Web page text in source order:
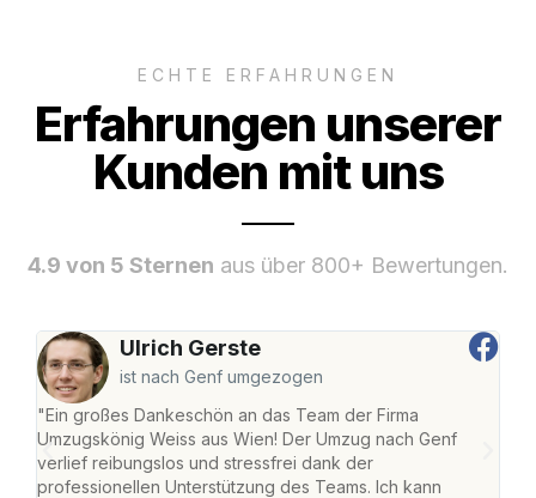
ECHTE ERFAHRUNGEN
Erfahrungen unserer
Kunden mit uns
4.9 von 5 Sternen aus über 800+ Bewertungen.
Ulrich Gerste
ist nach Genf umgezogen
"Ein großes Dankeschön an das Team der Firma
Umzugskönig Weiss aus Wien! Der Umzug nach Genf
verlief reibungslos und stressfrei dank der
professionellen Unterstützung des Teams. Ich kann